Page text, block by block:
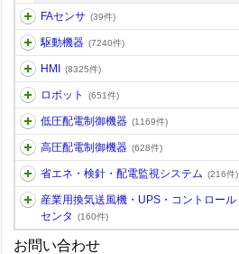
FAセンサ (39件)
駆動機器 (7240件)
HMI (8325件)
ロボット (651件)
低圧配電制御機器 (1169件)
高圧配電制御機器 (628件)
省エネ・検針・配電監視システム (216件)
産業用換気送風機・UPS・コントロール
センタ
(160件)
お問い合わせ